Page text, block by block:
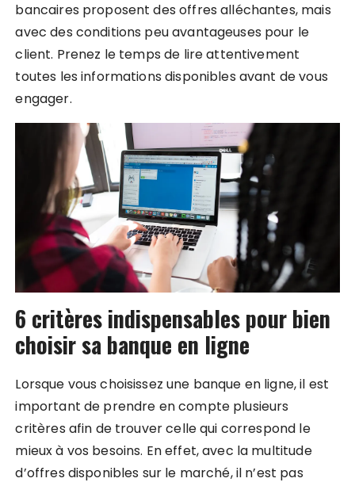
bancaires proposent des offres alléchantes, mais
avec des conditions peu avantageuses pour le
client. Prenez le temps de lire attentivement
toutes les informations disponibles avant de vous
engager.
6 critères indispensables pour bien
choisir sa banque en ligne
Lorsque vous choisissez une banque en ligne, il est
important de prendre en compte plusieurs
critères afin de trouver celle qui correspond le
mieux à vos besoins. En effet, avec la multitude
d’offres disponibles sur le marché, il n’est pas